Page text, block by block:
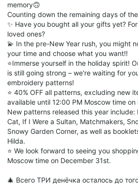
memory🙃
Counting down the remaining days of
✨ Have you bought all your gifts yet?
loved ones?
💫 In the pre-New Year rush, you might
your time and choose what you want!!
⭐Immerse yourself in the holiday spirit!
is still going strong – we're waiting for
embroidery patterns!
⭐ 40% OFF all patterns, excluding new
available until 12:00 PM Moscow time
New patterns released this year include:
Cat, If I Were a Sultan, Matchmakers,
Snowy Garden Corner, as well as
Hilda.
⭐ We look forward to seeing you
Moscow time on December 31st.
🎄 Всего ТРИ денёчка осталось до